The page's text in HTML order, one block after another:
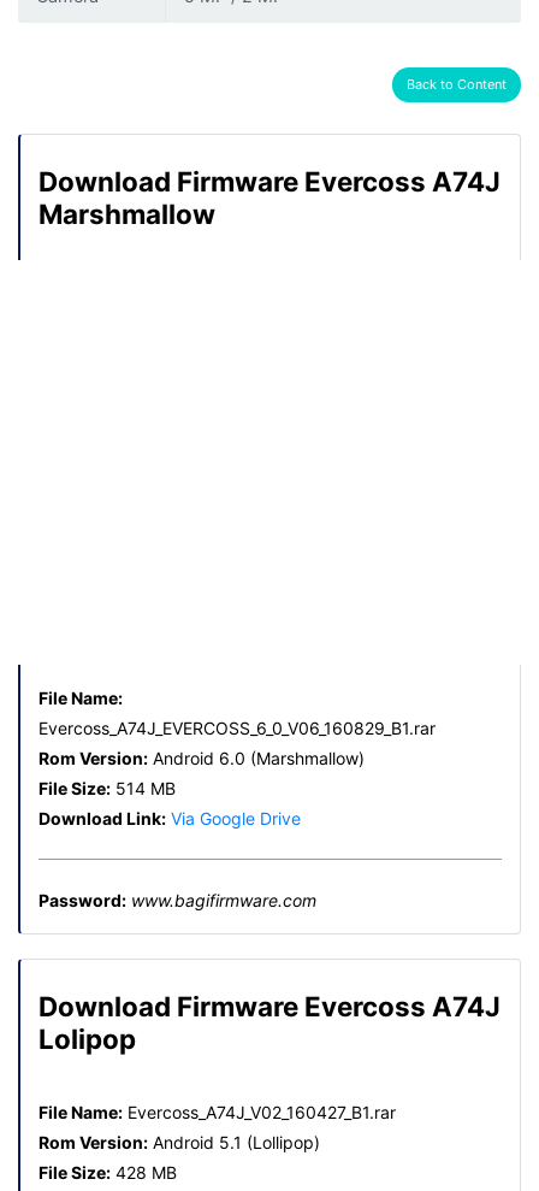
Back to Content
Download Firmware Evercoss A74J
Marshmallow
File Name:
Evercoss_A74J_EVERCOSS_6_0_V06_160829_B1.rar
Rom Version: Android 6.0 (Marshmallow)
File Size: 514 MB
Download Link: Via Google Drive
Password: www.bagifirmware.com
Download Firmware Evercoss A74J
Lolipop
File Name: Evercoss_A74J_V02_160427_B1.rar
Rom Version: Android 5.1 (Lollipop)
File Size: 428 MB